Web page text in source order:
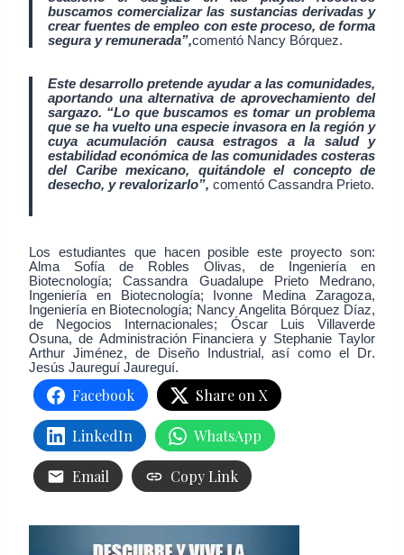
buscamos comercializar las sustancias derivadas y
crear fuentes de empleo con este proceso, de forma
segura y remunerada”,comentó Nancy Bórquez.
Este desarrollo pretende ayudar a las comunidades,
aportando una alternativa de aprovechamiento del
sargazo. “Lo que buscamos es tomar un problema
que se ha vuelto una especie invasora en la región y
cuya acumulación causa estragos a la salud y
estabilidad económica de las comunidades costeras
del Caribe mexicano, quitándole el concepto de
desecho, y revalorizarlo”, comentó Cassandra Prieto.
Los estudiantes que hacen posible este proyecto son:
Alma Sofía de Robles Olivas, de Ingeniería en
Biotecnología; Cassandra Guadalupe Prieto Medrano,
Ingeniería en Biotecnología; Ivonne Medina Zaragoza,
Ingeniería en Biotecnología; Nancy Angelita Bórquez Díaz,
de Negocios Internacionales; Óscar Luis Villaverde
Osuna, de Administración Financiera y Stephanie Taylor
Arthur Jiménez, de Diseño Industrial, así como el Dr.
Jesús Jaureguí Jaureguí.
Facebook Share on X
LinkedIn WhatsApp
Email Copy Link